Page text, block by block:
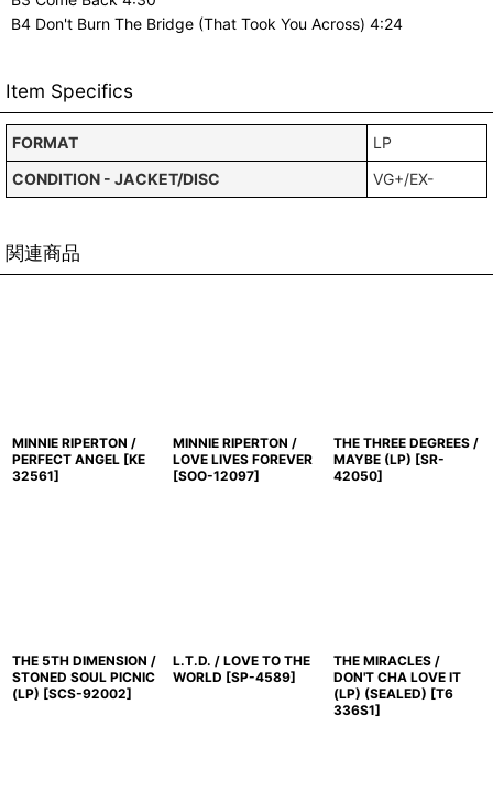
B4 Don't Burn The Bridge (That Took You Across) 4:24
Item Specifics
FORMAT
LP
CONDITION - JACKET/DISC
VG+/EX-
関連商品
MINNIE RIPERTON /
PERFECT ANGEL [KE
32561]
MINNIE RIPERTON /
LOVE LIVES FOREVER
[SOO-12097]
THE THREE DEGREES /
MAYBE (LP) [SR-
42050]
THE 5TH DIMENSION /
STONED SOUL PICNIC
(LP) [SCS-92002]
L.T.D. / LOVE TO THE
WORLD [SP-4589]
THE MIRACLES /
DON'T CHA LOVE IT
(LP) (SEALED) [T6
336S1]